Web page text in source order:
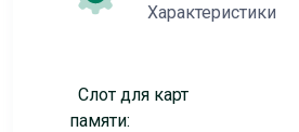
Характеристики
Слот для карт
памяти: